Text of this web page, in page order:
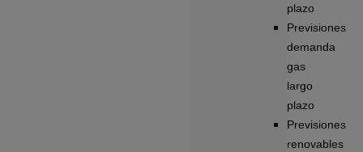
plazo
Previsiones
demanda
gas
largo
plazo
Previsiones
renovables